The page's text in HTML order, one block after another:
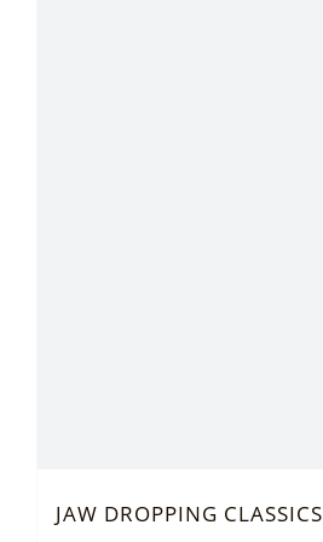
JAW DROPPING CLASSICS